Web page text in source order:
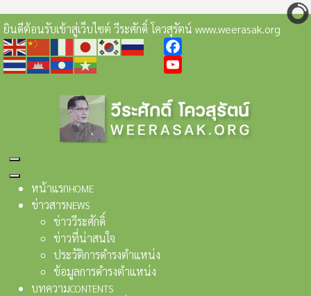
ยินดีต้อนรับเข้าสู่เว็บไซต์ วีระศักดิ์ โควสุรัตน์ www.weerasak.org
Facebook
หน้าแรกHOME
ข่าวสารNEWS
ข่าววีระศักดิ์
ข่าวที่น่าสนใจ
ประวัติการดำรงตำแหน่ง
ข้อมูลการดำรงตำแหน่ง
บทความCONTENTS